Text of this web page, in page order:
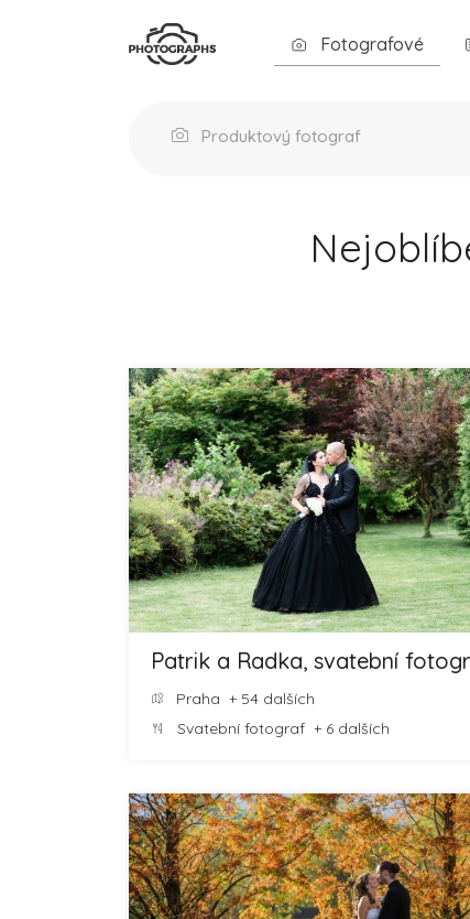
Fotografové
Produktový fotograf
Praha + 54 dalších
Svatební fotograf + 6 dalších